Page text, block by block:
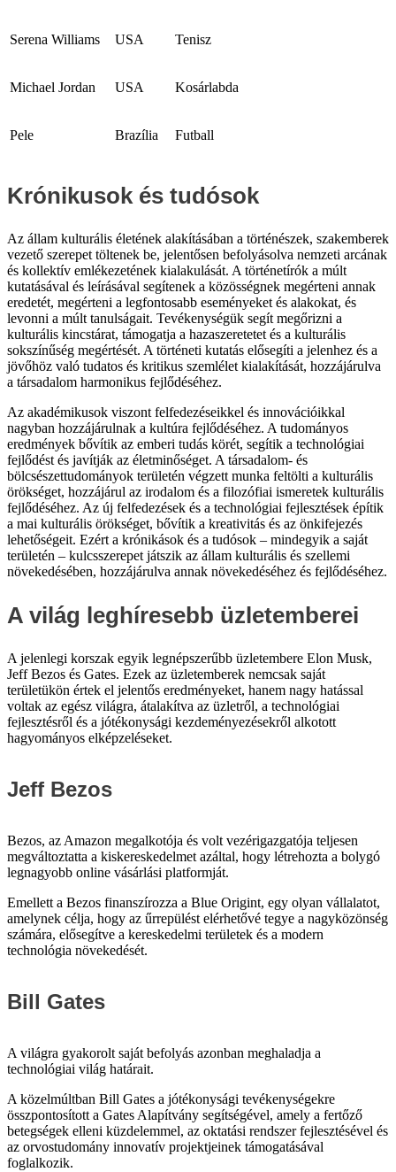
Serena Williams USA Tenisz
Michael Jordan USA Kosárlabda
Pele Brazília Futball
Krónikusok és tudósok
Az állam kulturális életének alakításában a történészek, szakemberek
vezető szerepet töltenek be, jelentősen befolyásolva nemzeti arcának
és kollektív emlékezetének kialakulását. A történetírók a múlt
kutatásával és leírásával segítenek a közösségnek megérteni annak
eredetét, megérteni a legfontosabb eseményeket és alakokat, és
levonni a múlt tanulságait. Tevékenységük segít megőrizni a
kulturális kincstárat, támogatja a hazaszeretetet és a kulturális
sokszínűség megértését. A történeti kutatás elősegíti a jelenhez és a
jövőhöz való tudatos és kritikus szemlélet kialakítását, hozzájárulva
a társadalom harmonikus fejlődéséhez.
Az akadémikusok viszont felfedezéseikkel és innovációikkal
nagyban hozzájárulnak a kultúra fejlődéséhez. A tudományos
eredmények bővítik az emberi tudás körét, segítik a technológiai
fejlődést és javítják az életminőséget. A társadalom- és
bölcsészettudományok területén végzett munka feltölti a kulturális
örökséget, hozzájárul az irodalom és a filozófiai ismeretek kulturális
fejlődéséhez. Az új felfedezések és a technológiai fejlesztések építik
a mai kulturális örökséget, bővítik a kreativitás és az önkifejezés
lehetőségeit. Ezért a krónikások és a tudósok – mindegyik a saját
területén – kulcsszerepet játszik az állam kulturális és szellemi
növekedésében, hozzájárulva annak növekedéséhez és fejlődéséhez.
A világ leghíresebb üzletemberei
A jelenlegi korszak egyik legnépszerűbb üzletembere Elon Musk,
Jeff Bezos és Gates. Ezek az üzletemberek nemcsak saját
területükön értek el jelentős eredményeket, hanem nagy hatással
voltak az egész világra, átalakítva az üzletről, a technológiai
fejlesztésről és a jótékonysági kezdeményezésekről alkotott
hagyományos elképzeléseket.
Jeff Bezos
Bezos, az Amazon megalkotója és volt vezérigazgatója teljesen
megváltoztatta a kiskereskedelmet azáltal, hogy létrehozta a bolygó
legnagyobb online vásárlási platformját.
Emellett a Bezos finanszírozza a Blue Origint, egy olyan vállalatot,
amelynek célja, hogy az űrrepülést elérhetővé tegye a nagyközönség
számára, elősegítve a kereskedelmi területek és a modern
technológia növekedését.
Bill Gates
A világra gyakorolt saját befolyás azonban meghaladja a
technológiai világ határait.
A közelmúltban Bill Gates a jótékonysági tevékenységekre
összpontosított a Gates Alapítvány segítségével, amely a fertőző
betegségek elleni küzdelemmel, az oktatási rendszer fejlesztésével és
az orvostudomány innovatív projektjeinek támogatásával
foglalkozik.